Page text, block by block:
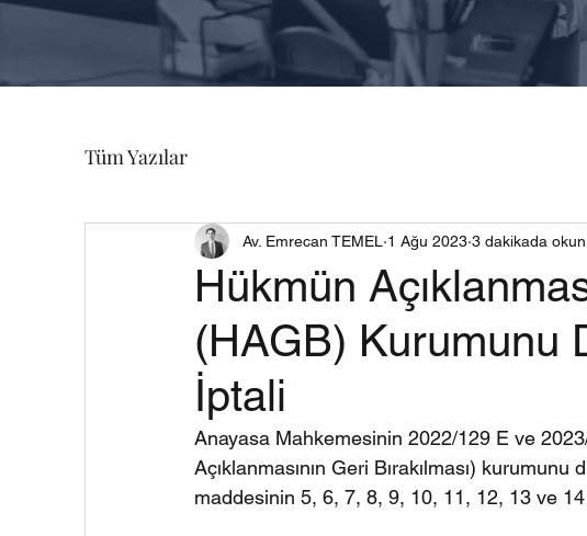
Tüm Yazılar
Hükmün
(HAGB) Kurumunu
İptali
Av. Emrecan TEMEL 1 Ağu 2023 3 dakikada
Anayasa Mahkemesinin 2022/129 E ve
Açıklanmasının Geri Bırakılması)
maddesinin 5, 6, 7, 8, 9, 10, 11, 12, 13 ve 14